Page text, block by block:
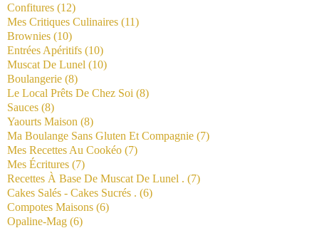
Confitures (12)
Mes Critiques Culinaires (11)
Brownies (10)
Entrées Apéritifs (10)
Muscat De Lunel (10)
Boulangerie (8)
Le Local Prêts De Chez Soi (8)
Sauces (8)
Yaourts Maison (8)
Ma Boulange Sans Gluten Et Compagnie (7)
Mes Recettes Au Cookéo (7)
Mes Écritures (7)
Recettes À Base De Muscat De Lunel . (7)
Cakes Salés - Cakes Sucrés . (6)
Compotes Maisons (6)
Opaline-Mag (6)